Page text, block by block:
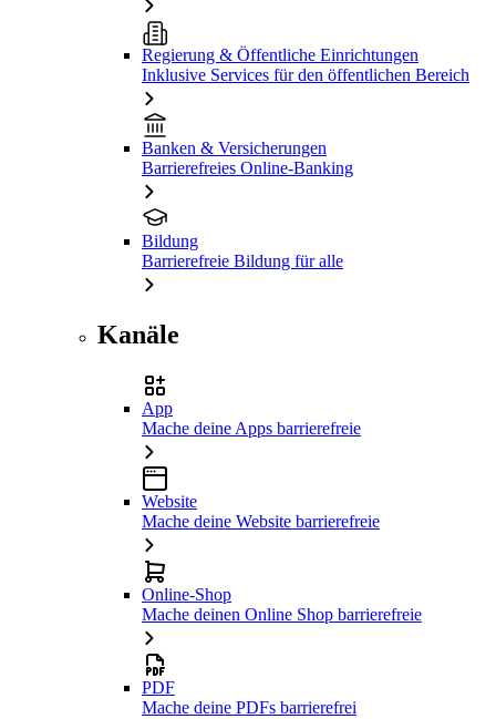
Regierung & Öffentliche Einrichtungen
Inklusive Services für den öffentlichen Bereich
Banken & Versicherungen
Barrierefreies Online-Banking
Bildung
Barrierefreie Bildung für alle
Kanäle
App
Mache deine Apps barrierefreie
Website
Mache deine Website barrierefreie
Online-Shop
Mache deinen Online Shop barrierefreie
PDF
Mache deine PDFs barrierefrei